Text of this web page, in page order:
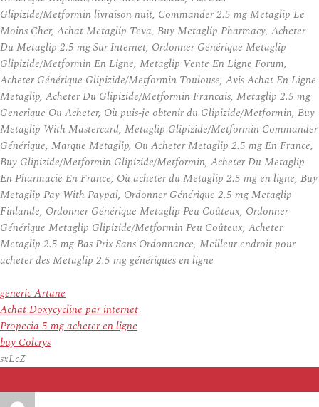
Glipizide/Metformin livraison nuit, Commander 2.5 mg Metaglip Le
Moins Cher, Achat Metaglip Teva, Buy Metaglip Pharmacy, Acheter
Du Metaglip 2.5 mg Sur Internet, Ordonner Générique Metaglip
Glipizide/Metformin En Ligne, Metaglip Vente En Ligne Forum,
Acheter Générique Glipizide/Metformin Toulouse, Avis Achat En Ligne
Metaglip, Acheter Du Glipizide/Metformin Francais, Metaglip 2.5 mg
Generique Ou Acheter, Où puis-je obtenir du Glipizide/Metformin, Buy
Metaglip With Mastercard, Metaglip Glipizide/Metformin Commander
Générique, Marque Metaglip, Ou Acheter Metaglip 2.5 mg En France,
Buy Glipizide/Metformin Glipizide/Metformin, Acheter Du Metaglip
En Pharmacie En France, Où acheter du Metaglip 2.5 mg en ligne, Buy
Metaglip Pay With Paypal, Ordonner Générique 2.5 mg Metaglip
Finlande, Ordonner Générique Metaglip Peu Coûteux, Ordonner
Générique Metaglip Glipizide/Metformin Peu Coûteux, Acheter
Metaglip 2.5 mg Bas Prix Sans Ordonnance, Meilleur endroit pour
acheter des Metaglip 2.5 mg génériques en ligne
generic Artane
Achat Doxycycline par internet
Propecia 5 mg acheter en ligne
buy Colcrys
sxLcZ